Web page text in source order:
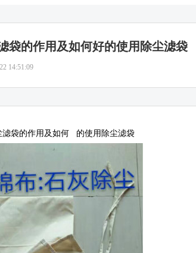
袋的作用及如何好的使用除尘滤袋
14:51:09
滤袋的作用及如何 的使用除尘滤袋